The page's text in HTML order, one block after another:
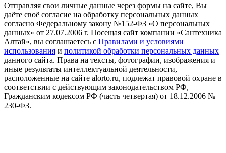
Отправляя свои личные данные через формы на сайте, Вы
даёте своё согласие на обработку персональных данных
согласно Федеральному закону №152-ФЗ «О персональных
данных» от 27.07.2006 г. Посещая сайт компании «Cантехника
Алтай», вы соглашаетесь с Правилами и условиями
использования и политикой обработки персональных данных
данного сайта. Права на тексты, фотографии, изображения и
иные результаты интеллектуальной деятельности,
расположенные на сайте alorto.ru, подлежат правовой охране в
соответствии с действующим законодательством РФ,
Гражданским кодексом РФ (часть четвертая) от 18.12.2006 №
230-ФЗ.